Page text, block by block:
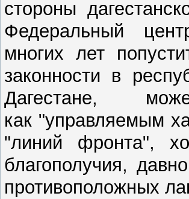
стороны
Федеральный
многих лет
законности в
Дагестане,
как "управляемым
"линий фронта",
благополучия,
противоположных